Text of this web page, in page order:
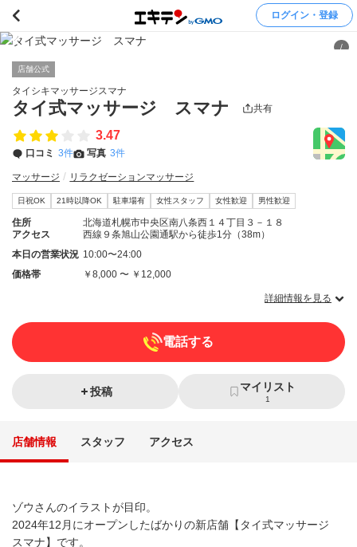
ログイン・登録
/
店舗公式
タイシキマッサージスマナ
タイ式マッサージ スマナ 共有
3.47
口コミ 3件 写真 3件
マッサージ リラクゼーションマッサージ
日祝OK 21時以降OK 駐車場有 女性スタッフ 女性歓迎 男性歓迎
住所
北海道札幌市中央区南八条西１４丁目３－１８
アクセス
西線９条旭山公園通駅から徒歩1分（38m）
本日の営業状況 10:00〜24:00
価格帯
￥8,000 〜 ￥12,000
詳細情報を見る
電話する
投稿 マイリスト
1
店舗情報 スタッフ アクセス
ゾウさんのイラストが目印。
2024年12月にオープンしたばかりの新店舗【タイ式マッサージ
スマナ】です。